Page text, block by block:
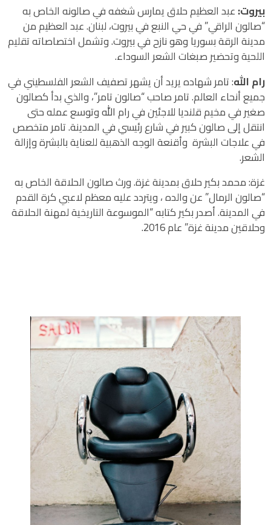
بيروت:عبد العظيم حلاق يمارس شغفه في صالونه الخاص به
“صالون الراقي” في حي النبع في بيروت، لبنان. عبد العظيم من
مدينة الرقة بسوريا وهو نازح في بيروت. وتشمل اختصاصاته تقليم
اللحية وتحضير صبغات الشعر السوداء.
رام الله: تامر شهاده يريد أن يشهر تصفيف الشعر الفلسطيني في
جميع أنحاء العالم. تامر صاحب “صالون تامر”، والذي بدأ كصالون
صغير في مخيم قلنديا للاجئين في رام الله وتوسع عمله حتى
انتقل إلى صالون كبير في شارع رئيسي في المدينة. تامر متخصص
في علاجات البشرة وأقنعة الوجه الذهبية للعناية بالبشرة وإزالة
الشعر.
غزة: محمد بكير حلاق بمدينة غزة. ورث صالون الحلاقة الخاص به
“صالون الرمال” عن والده ، ويتردد عليه معظم لاعبي كرة القدم
في المدينة. أصدر بكير كتابه “الموسوعة التاريخية لمهنة الحلاقة
وحلاقين مدينة غزة” عام 2016.